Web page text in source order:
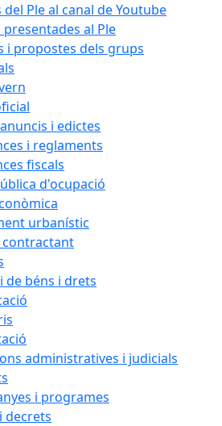
del Ple al canal de Youtube
al Ple
i propostes dels grups
i edictes
i reglaments
fiscals
d'ocupació
urbanístic
contractant
de béns i drets
administratives i judicials
i programes
decrets